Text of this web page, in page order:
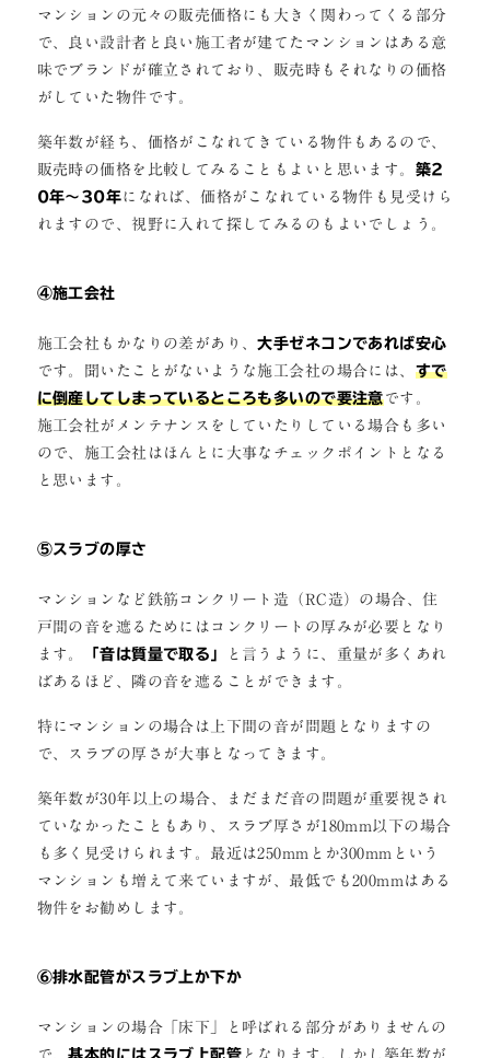
マンションの元々の販売価格にも大きく関わってくる部分
で、良い設計者と良い施工者が建てたマンションはある意
味でブランドが確立されており、販売時もそれなりの価格
がしていた物件です。
築年数が経ち、価格がこなれてきている物件もあるので、
販売時の価格を比較してみることもよいと思います。 築2
0年～30年になれば、価格がこなれている物件も見受けら
れますので、視野に入れて探してみるのもよいでしょう。
④施工会社
施工会社もかなりの差があり、大手ゼネコンであれば安心
です。聞いたことがないような施工会社の場合には、 すで
に倒産してしまっているところも多いので要注意です。
施工会社がメンテナンスをしていたりしている場合も多い
ので、施工会社はほんとに大事なチェックポイントとなる
と思います。
⑤スラブの厚さ
マンションなど鉄筋コンクリート造（RC造）の場合、住
戸間の音を遮るためにはコンクリートの厚みが必要となり
ます。
「音は質量で取る」
と言うように、重量が多くあれ
ばあるほど、隣の音を遮ることができます。
特にマンションの場合は上下間の音が問題となりますの
で、スラブの厚さが大事となってきます。
築年数が30年以上の場合、まだまだ音の問題が重要視され
ていなかったこともあり、スラブ厚さが180mm以下の場合
も多く見受けられます。最近は250mmとか300mmという
マンションも増えて来ていますが、最低でも200mmはある
物件をお勧めします。
⑥排水配管がスラブ上か下か
マンションの場合「床下」と呼ばれる部分がありませんの